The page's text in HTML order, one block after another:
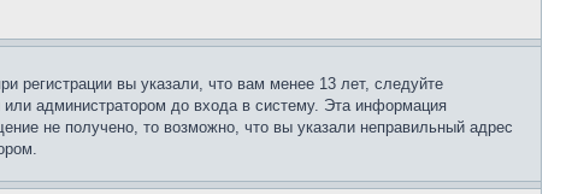
регистрации вы указали, что вам менее 13 лет, следуйте
администратором до входа в систему. Эта информация
не получено, то возможно, что вы указали неправильный адрес